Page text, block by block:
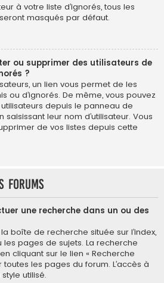
à votre liste d’ignorés, tous les
masqués par défaut.
ou supprimer des utilisateurs de
?
un lien vous permet de les
ou d’ignorés. De même, vous pouvez
depuis le panneau de
saisissant leur nom d’utilisateur. Vous
de vos listes depuis cette
forums
une recherche dans un ou des
boîte de recherche située sur l’index,
pages de sujets. La recherche
cliquant sur le lien « Recherche
les pages du forum. L’accès à
utilisé.